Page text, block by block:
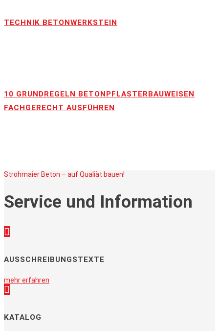
TECHNIK BETONWERKSTEIN
10 GRUNDREGELN BETONPFLASTERBAUWEISEN
FACHGERECHT AUSFÜHREN
Strohmaier Beton – auf Qualiät bauen!
Service und Information
AUSSCHREIBUNGSTEXTE
mehr erfahren
KATALOG